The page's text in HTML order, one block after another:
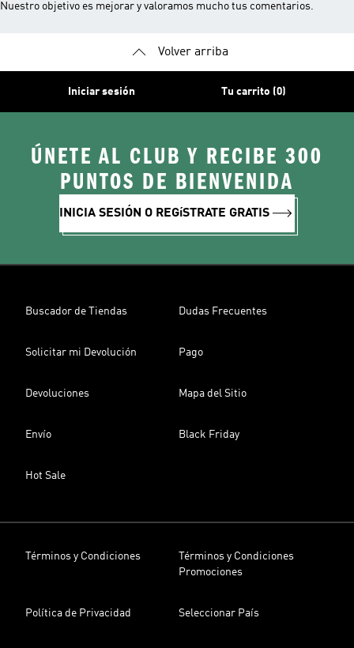
Nuestro objetivo es mejorar y valoramos mucho tus comentarios.
Volver arriba
Iniciar sesión Tu carrito (0)
ÚNETE AL CLUB Y RECIBE 300
PUNTOS DE BIENVENIDA
INICIA SESIÓN O REGíSTRATE GRATIS
Buscador de Tiendas Dudas Frecuentes
Solicitar mi Devolución Pago
Devoluciones Mapa del Sitio
Envío Black Friday
Hot Sale
Términos y Condiciones
Términos y Condiciones
Promociones
Política de Privacidad Seleccionar País